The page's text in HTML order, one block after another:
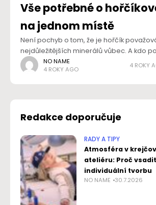
Vše potřebné o
na jednom místě
Není pochyb o tom, že je hořčík
nejdůležitějších minerálů vůbec. A kdo
ho přesvědčí fakt, že se podílí na více
reakcí
NO NAME
4 ROKY AGO
4 ROKY
Redakce doporučuje
RADY A TIPY
Atmosféra v
ateliéru: Proč
individuální tvorbu
NO NAME 30.7.2026